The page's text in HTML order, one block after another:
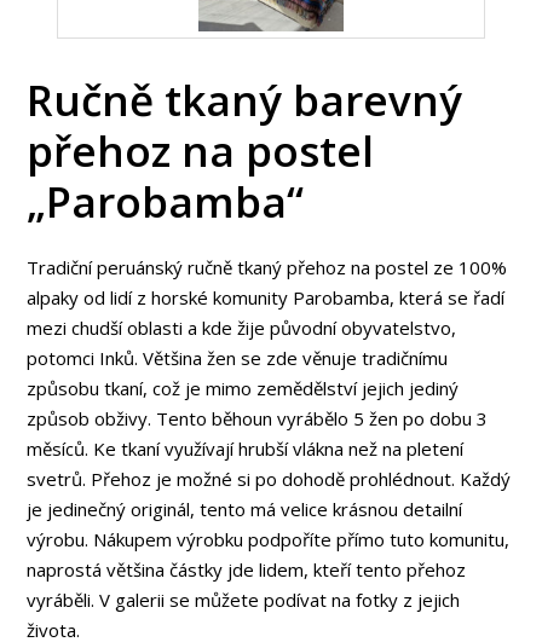
Ručně tkaný barevný
přehoz na postel
„Parobamba“
Tradiční peruánský ručně tkaný přehoz na postel ze 100%
alpaky od lidí z horské komunity Parobamba, která se řadí
mezi chudší oblasti a kde žije původní obyvatelstvo,
potomci Inků. Většina žen se zde věnuje tradičnímu
způsobu tkaní, což je mimo zemědělství jejich jediný
způsob obživy. Tento běhoun vyrábělo 5 žen po dobu 3
měsíců. Ke tkaní využívají hrubší vlákna než na pletení
svetrů. Přehoz je možné si po dohodě prohlédnout. Každý
je jedinečný originál, tento má velice krásnou detailní
výrobu. Nákupem výrobku podpoříte přímo tuto komunitu,
naprostá většina částky jde lidem, kteří tento přehoz
vyráběli. V galerii se můžete podívat na fotky z jejich
života.